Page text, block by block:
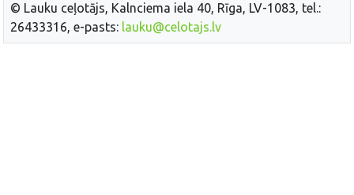
© Lauku ceļotājs, Kalnciema iela 40, Rīga, LV-1083, tel.:
26433316, e-pasts: lauku@celotajs.lv